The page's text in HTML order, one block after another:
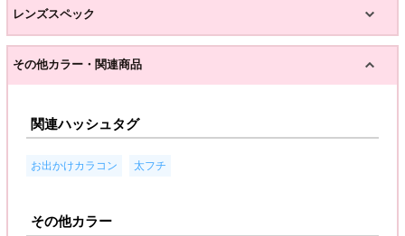
レンズスペック
その他カラー・関連商品
関連ハッシュタグ
お出かけカラコン 太フチ
その他カラー